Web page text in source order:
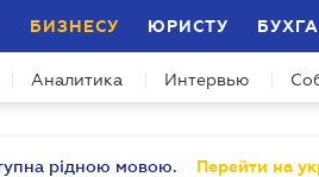
БИЗНЕСУ ЮРИСТУ
Аналитика Интервью
рідною мовою. Перейти на